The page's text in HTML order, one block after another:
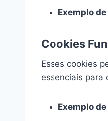
Exemplo
Cookies
Esses cookies
essenciais para
Exemplo